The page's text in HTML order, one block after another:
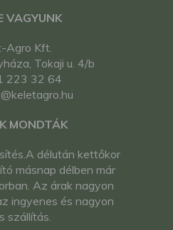
VAGYUNK
Agro Kft.
Tokaji u. 4/b
223 32 64
MONDTÁK
délután kettőkor
másnap délben már
Az árak nagyon
ingyenes és nagyon
szállítás.